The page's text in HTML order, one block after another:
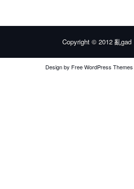
Copyright © 2012 亂gad
Design by Free WordPress Themes